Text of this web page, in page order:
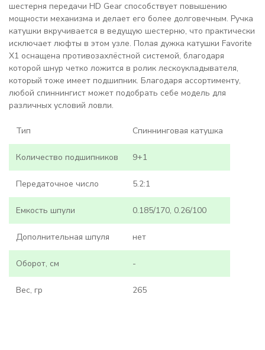
шестерня передачи HD Gear способствует повышению
мощности механизма и делает его более долговечным. Ручка
катушки вкручивается в ведущую шестерню, что практически
исключает люфты в этом узле. Полая дужка катушки Favorite
X1 оснащена противозахлёстной системой, благодаря
которой шнур четко ложится в ролик лескоукладывателя,
который тоже имеет подшипник. Благодаря ассортименту,
любой спиннингист может подобрать себе модель для
различных условий ловли.
Тип Спиннинговая катушка
Количество подшипников 9+1
Передаточное число 5.2:1
Емкость шпули 0.185/170, 0.26/100
Дополнительная шпуля нет
Оборот, см -
Вес, гр 265